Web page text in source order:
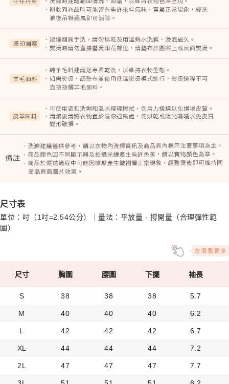
尺寸表
單位：吋（1吋=2.54公分）｜量法：平放量 - 撐開量（合理彈性範
圍）
尺寸 胸圍 腰圍 下擺 袖長
S 38 38 38 5.7
M 40 40 40 6.2
L 42 42 42 6.7
XL 44 44 44 7.2
2L 47 47 47 7.7